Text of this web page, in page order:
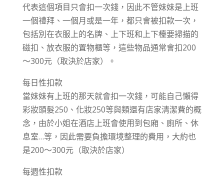
代表這個項目只會扣一次錢，因此不管妹妹是上班
一個禮拜、一個月或是一年，都只會被扣款一次，
包括別在衣服上的名牌、上下班和上下檯要掃描的
磁扣、放衣服的置物櫃等，這些物品通常會扣200
～300元（取決於店家）。
每日性扣款
當妹妹有上班的那天就會扣一次錢，可能自己懶得
彩妝頭髮250、化妝250等與類還有店家清潔費的概
念，由於小姐在酒店上班會使用到包廂、廁所、休
息室…等，因此需要負擔環境整理的費用，大約也
是200～300元（取決於店家）
每週性扣款